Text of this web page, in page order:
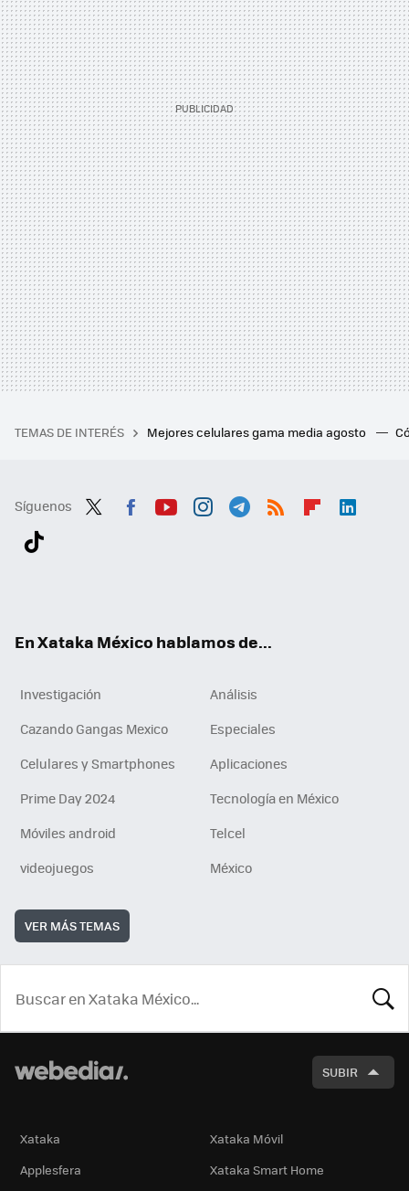
TEMAS DE INTERÉS Mejores celulares gama media agosto
Síguenos
En Xataka México hablamos de...
Investigación
Análisis
Cazando Gangas Mexico
Especiales
Celulares y Smartphones
Aplicaciones
Prime Day 2024
Tecnología en México
Móviles android
Telcel
videojuegos
México
VER MÁS TEMAS
SUBIR
Xataka
Xataka Móvil
Applesfera
Xataka Smart Home